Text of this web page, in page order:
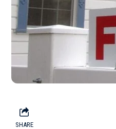
SHARE